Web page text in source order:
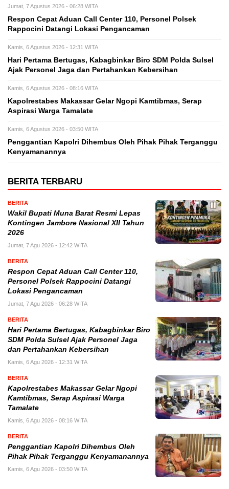
Jumat, 7 Agustus 2026 - 06:28 WITA
Respon Cepat Aduan Call Center 110, Personel Polsek
Rappocini Datangi Lokasi Pengancaman
Kamis, 6 Agustus 2026 - 12:31 WITA
Hari Pertama Bertugas, Kabagbinkar Biro SDM Polda Sulsel
Ajak Personel Jaga dan Pertahankan Kebersihan
Kamis, 6 Agustus 2026 - 08:16 WITA
Kapolrestabes Makassar Gelar Ngopi Kamtibmas, Serap
Aspirasi Warga Tamalate
Kamis, 6 Agustus 2026 - 03:50 WITA
Penggantian Kapolri Dihembus Oleh Pihak Pihak Terganggu
Kenyamanannya
BERITA TERBARU
BERITA
Wakil Bupati Muna Barat Resmi Lepas
Kontingen Jambore Nasional XII Tahun
2026
Jumat, 7 Agu 2026 - 12:42 WITA
BERITA
Respon Cepat Aduan Call Center 110,
Personel Polsek Rappocini Datangi
Lokasi Pengancaman
Jumat, 7 Agu 2026 - 06:28 WITA
BERITA
Hari Pertama Bertugas, Kabagbinkar Biro
SDM Polda Sulsel Ajak Personel Jaga
dan Pertahankan Kebersihan
Kamis, 6 Agu 2026 - 12:31 WITA
BERITA
Kapolrestabes Makassar Gelar Ngopi
Kamtibmas, Serap Aspirasi Warga
Tamalate
Kamis, 6 Agu 2026 - 08:16 WITA
BERITA
Penggantian Kapolri Dihembus Oleh
Pihak Pihak Terganggu Kenyamanannya
Kamis, 6 Agu 2026 - 03:50 WITA